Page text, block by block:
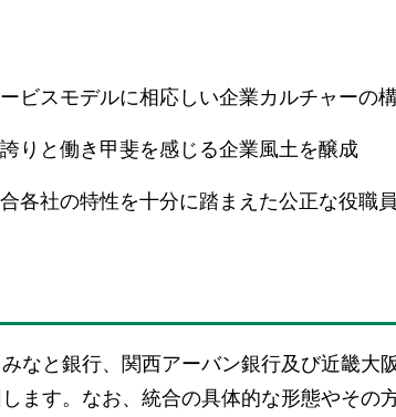
ビスモデルに相応しい企業カルチャーの
りと働き甲斐を感じる企業風土を醸成
各社の特性を十分に踏まえた公正な役職
なと銀行、関西アーバン銀行及び近畿大
ます。なお、統合の具体的な形態やその